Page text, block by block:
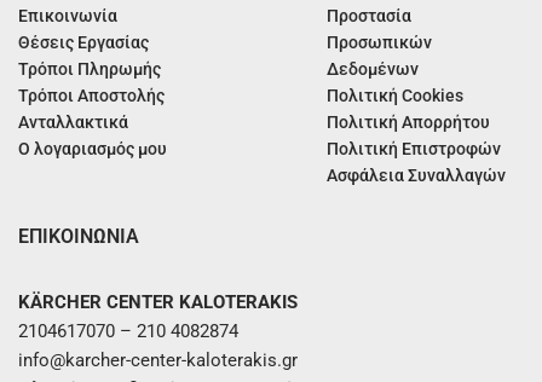
Επικοινωνία
Θέσεις Εργασίας
Τρόποι Πληρωμής
Τρόποι Αποστολής
Ανταλλακτικά
Ο λογαριασμός μου
Προστασία
Προσωπικών
Δεδομένων
Πολιτική Cookies
Πολιτική Απορρήτου
Πολιτική Επιστροφών
Ασφάλεια Συναλλαγών
ΕΠΙΚΟΙΝΩΝΙΑ
KÄRCHER CENTER KALOTERAKIS
2104617070 – 210 4082874
info@karcher-center-kaloterakis.gr